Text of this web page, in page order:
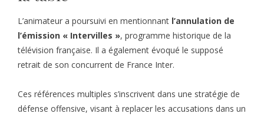
L’animateur a poursuivi en mentionnant l’annulation de
l’émission « Intervilles », programme historique de la
télévision française. Il a également évoqué le supposé
retrait de son concurrent de France Inter.
Ces références multiples s’inscrivent dans une stratégie de
défense offensive, visant à replacer les accusations dans un